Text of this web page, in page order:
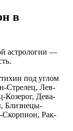
в
астрологии —
под углом
Стрелец, Лев-
Козерог, Дева-
Близнецы-
Скорпион, Рак-